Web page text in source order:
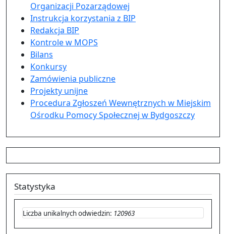
Organizacji Pozarządowej
Instrukcja korzystania z BIP
Redakcja BIP
Kontrole w MOPS
Bilans
Konkursy
Zamówienia publiczne
Projekty unijne
Procedura Zgłoszeń Wewnętrznych w Miejskim
Ośrodku Pomocy Społecznej w Bydgoszczy
Statystyka
Liczba unikalnych odwiedzin: 120963